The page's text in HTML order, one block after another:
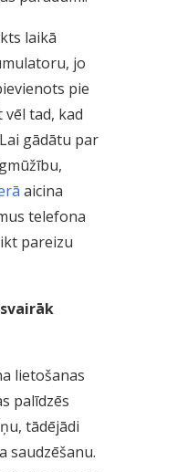
laikā
jo
pie
tad, kad
gādātu par
aicina
telefona
pareizu
lietošanas
palīdzēs
tādējādi
saudzēšanu.